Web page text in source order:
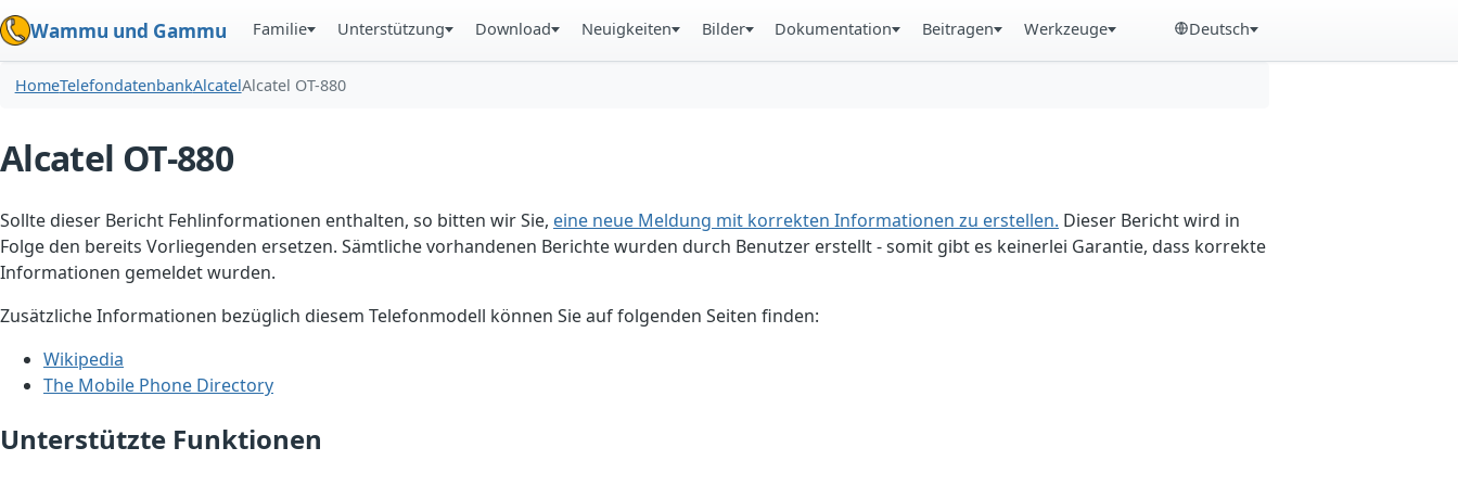
Wammu und Gammu Familie Unterstützung Download Neuigkeiten Bilder Dokumentation Beitragen Werkzeuge Deutsch
HomeTelefondatenbankAlcatelAlcatel OT-880
Alcatel OT-880
Sollte dieser Bericht Fehlinformationen enthalten, so bitten wir Sie, eine neue Meldung mit korrekten Informationen zu erstellen. Dieser Bericht wird in
Folge den bereits Vorliegenden ersetzen. Sämtliche vorhandenen Berichte wurden durch Benutzer erstellt - somit gibt es keinerlei Garantie, dass korrekte
Informationen gemeldet wurden.
Zusätzliche Informationen bezüglich diesem Telefonmodell können Sie auf folgenden Seiten finden:
Wikipedia
The Mobile Phone Directory
Unterstützte Funktionen